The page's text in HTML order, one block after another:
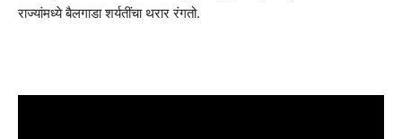
राज्यांमध्ये बैलगाडा शर्यतींचा थरार रंगतो.